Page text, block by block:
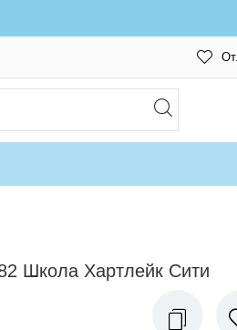
Школа Хартлейк Сити